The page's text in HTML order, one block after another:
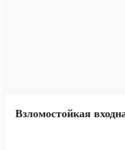
Взломостойкая